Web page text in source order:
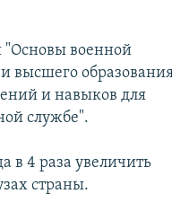
"Основы военной
высшего
и навыков для
службе".
в 4 раза увеличить
страны.